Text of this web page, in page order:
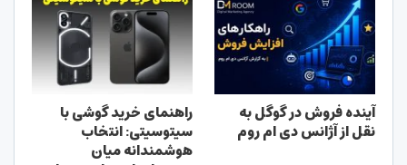
آینده فروش در گوگل به
نقل از آژانس دی ام روم
راهنمای خرید گوشی با
سیتوسیتی: انتخاب
هوشمندانه میان